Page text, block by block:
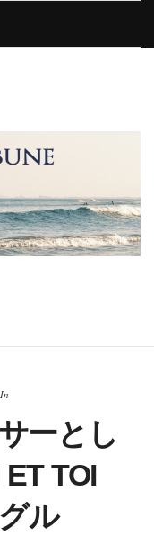
In
ーとし
ET TOI
ル